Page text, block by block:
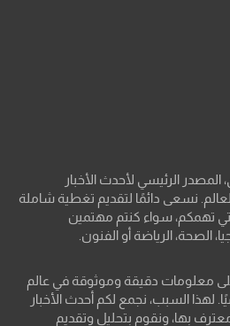
المصدر الرئيسي لأحدث الأخبار
نسعى دائمًا لتقديم تغطية شاملة
تهمكم، سواء كنتم مهتمين
الصحة، الرياضة أو الفنون.
معلومات دقيقة وموثوقة في عالم
لهذا السبب، نجمع لكم أحدث الأخبار
بها، ونقوم بتحليل وتقديم